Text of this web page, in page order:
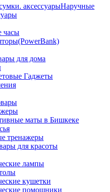
Наручные
часы
для дома
Гаджеты
маты в Бишкеке
тренажеры
для красоты
лампы
кушетки
помошники